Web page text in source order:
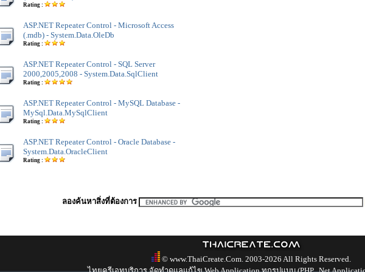
Rating :
ASP.NET Repeater Control - Microsoft Access
(.mdb) - System.Data.OleDb
Rating :
ASP.NET Repeater Control - SQL Server
2000,2005,2008 - System.Data.SqlClient
Rating :
ASP.NET Repeater Control - MySQL Database -
MySql.Data.MySqlClient
Rating :
ASP.NET Repeater Control - Oracle Database -
System.Data.OracleClient
Rating :
ลองค้นหาสิ่งที่ต้องการ
© www.ThaiCreate.Com. 2003-2026 All Rights Reserved.